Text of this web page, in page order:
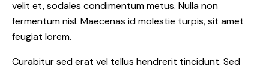
velit et, sodales condimentum metus. Nulla non
fermentum nisl. Maecenas id molestie turpis, sit amet
feugiat lorem.
Curabitur sed erat vel tellus hendrerit tincidunt. Sed